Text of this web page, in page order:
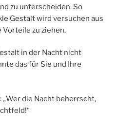
zu unterscheiden. So
Gestalt wird versuchen aus
zu ziehen.
in der Nacht nicht
das für Sie und Ihre
die Nacht beherrscht,